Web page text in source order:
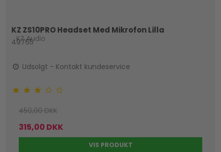
KZ ZS10PRO Headset Med Mikrofon Lilla
KZ Audio
49765
Udsolgt - Kontakt kundeservice
450,00 DKK
315,00 DKK
VIS PRODUKT